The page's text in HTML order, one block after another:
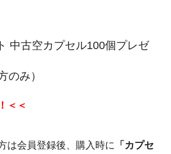
中古空カプセル100個プレゼ
のみ）
＜＜
は会員登録後、購入時に
「カプセ